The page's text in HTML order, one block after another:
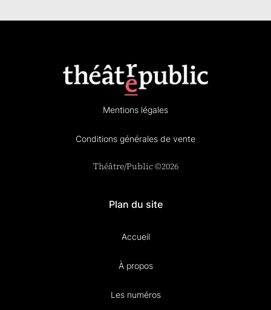
Mentions légales
Conditions générales de vente
Théâtre/Public ©2026
Plan du site
Accueil
À propos
Les numéros